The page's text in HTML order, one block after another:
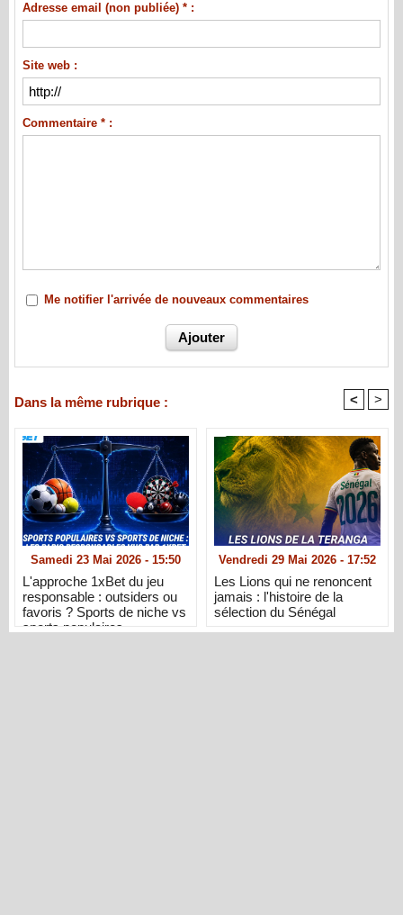
Adresse email (non publiée) * :
Site web :
Commentaire * :
Me notifier l'arrivée de nouveaux commentaires
Dans la même rubrique : < >
Samedi 23 Mai 2026 - 15:50
L'approche 1xBet du jeu
responsable : outsiders ou
favoris ? Sports de niche vs
sports populaires
Vendredi 29 Mai 2026 - 17:52
Les Lions qui ne renoncent
jamais : l'histoire de la
sélection du Sénégal